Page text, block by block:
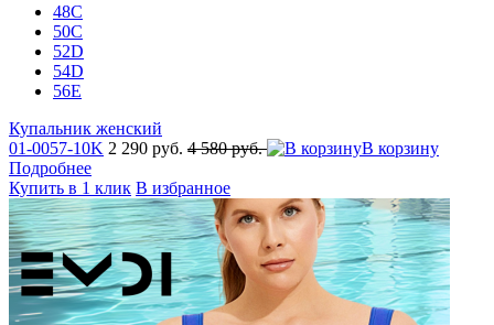
48C
50C
52D
54D
56E
Купальник женский
01-0057-10K 2 290 руб. 4 580 руб.
В корзину
Подробнее
Купить в 1 клик В избранное